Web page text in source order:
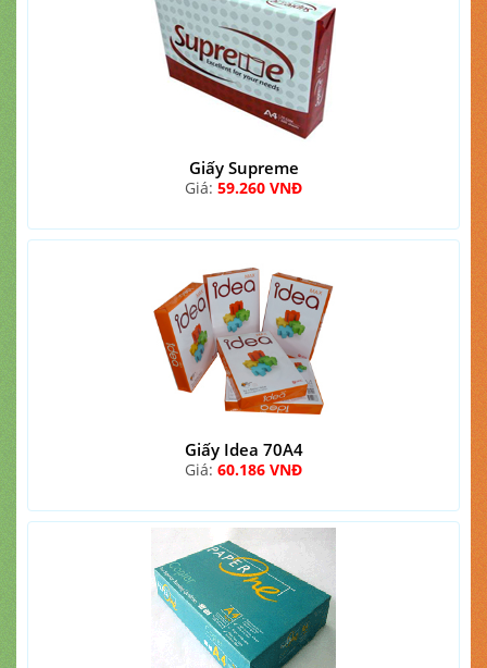
Giấy Supreme
Giá: 59.260 VNĐ
Giấy Idea 70A4
Giá: 60.186 VNĐ